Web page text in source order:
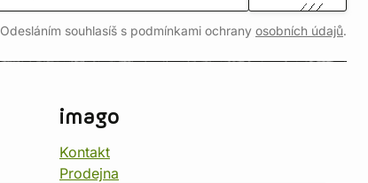
Odesláním souhlasíš s podmínkami ochrany osobních údajů.
imago
Kontakt
Prodejna